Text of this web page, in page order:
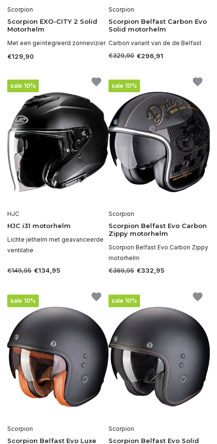
Scorpion
Scorpion EXO-CITY 2 Solid
Motorhelm
Met een geïntegreerd zonnevizier
€129,90
Scorpion
Scorpion Belfast Carbon Evo
Solid motorhelm
Carbon variant van de de Belfast
€329,90 €296,91
sale 10%
HJC
HJC i31 motorhelm
Lichte jethelm met geavanceerde
ventilatie
€149,95 €134,95
sale 10%
Scorpion
Scorpion Belfast Evo Carbon
Zippy motorhelm
Scorpion Belfast Evo Carbon Zippy
motorhelm
€369,95 €332,95
sale 10%
Scorpion
Scorpion Belfast Evo Luxe
sale 10%
Scorpion
Scorpion Belfast Evo Solid